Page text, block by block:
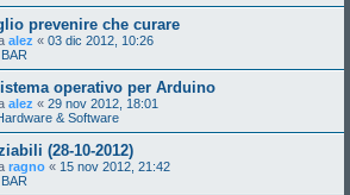
prevenire che curare
alez « 03 dic 2012, 10:26
operativo per Arduino
alez « 29 nov 2012, 18:01
& Software
(28-10-2012)
ragno « 15 nov 2012, 21:42